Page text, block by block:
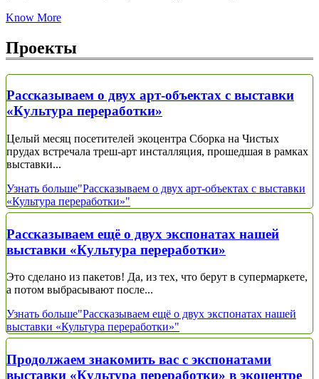
Know More
Проекты
Рассказываем о двух арт-объектах с выставки
«Культура переработки»
Целый месяц посетителей экоцентра Сборка на Чистых
прудах встречала треш-арт инсталляция, прошедшая в рамках
выставки...
Узнать больше"Рассказываем о двух арт-объектах с выставки
«Культура переработки»"
Рассказываем ещё о двух экспонатах нашей
выставки «Культура переработки»
Это сделано из пакетов! Да, из тех, что берут в супермаркете,
а потом выбрасывают после...
Узнать больше"Рассказываем ещё о двух экспонатах нашей
выставки «Культура переработки»"
Продолжаем знакомить вас с экспонатами
выставки «Культура переработки» в экоцентре